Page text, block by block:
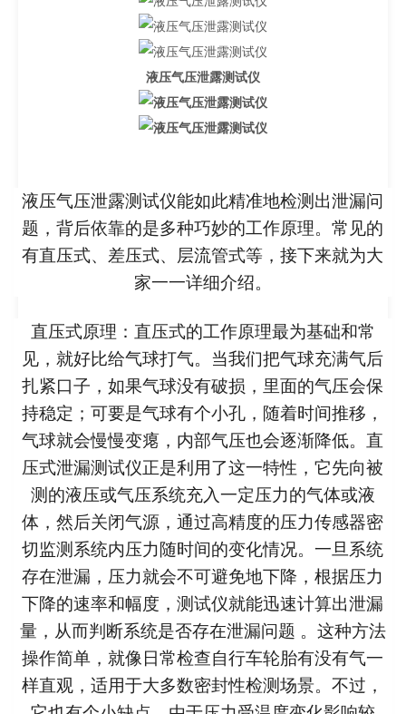
液压气压泄露测试仪
液压气压泄露测试仪能如此精准地检测出泄漏问
题，背后依靠的是多种巧妙的工作原理。常见的
有直压式、差压式、层流管式等，接下来就为大
家一一详细介绍。
直压式原理 ：直压式的工作原理最为基础和常
见，就好比给气球打气。当我们把气球充满气后
扎紧口子，如果气球没有破损，里面的气压会保
持稳定；可要是气球有个小孔，随着时间推移，
气球就会慢慢变瘪，内部气压也会逐渐降低。直
压式泄漏测试仪正是利用了这一特性，它先向被
测的液压或气压系统充入一定压力的气体或液
体，然后关闭气源，通过高精度的压力传感器密
切监测系统内压力随时间的变化情况。一旦系统
存在泄漏，压力就会不可避免地下降，根据压力
下降的速率和幅度，测试仪就能迅速计算出泄漏
量，从而判断系统是否存在泄漏问题 。这种方法
操作简单，就像日常检查自行车轮胎有没有气一
样直观，适用于大多数密封性检测场景。不过，